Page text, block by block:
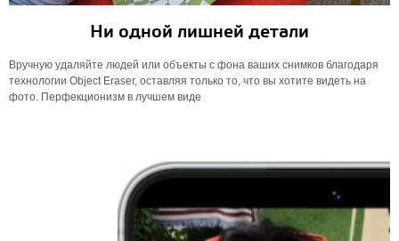
Ни одной лишней детали
Вручную удаляйте людей или объекты с фона ваших снимков благодаря
технологии Object Eraser, оставляя только то, что вы хотите видеть на
фото. Перфекционизм в лучшем виде